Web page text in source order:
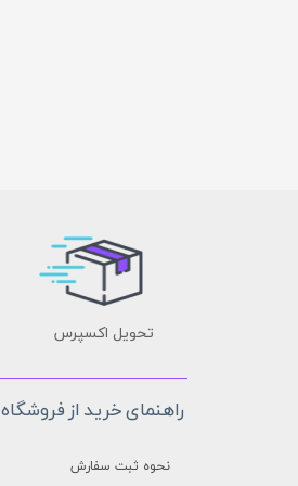
تحویل اکسپرس
راهنمای خرید از فروشگاه
نحوه ثبت سفارش